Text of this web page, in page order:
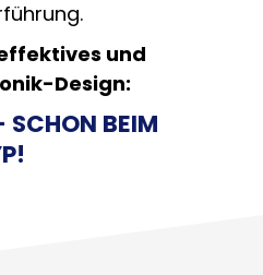
und
Design:
BEIM